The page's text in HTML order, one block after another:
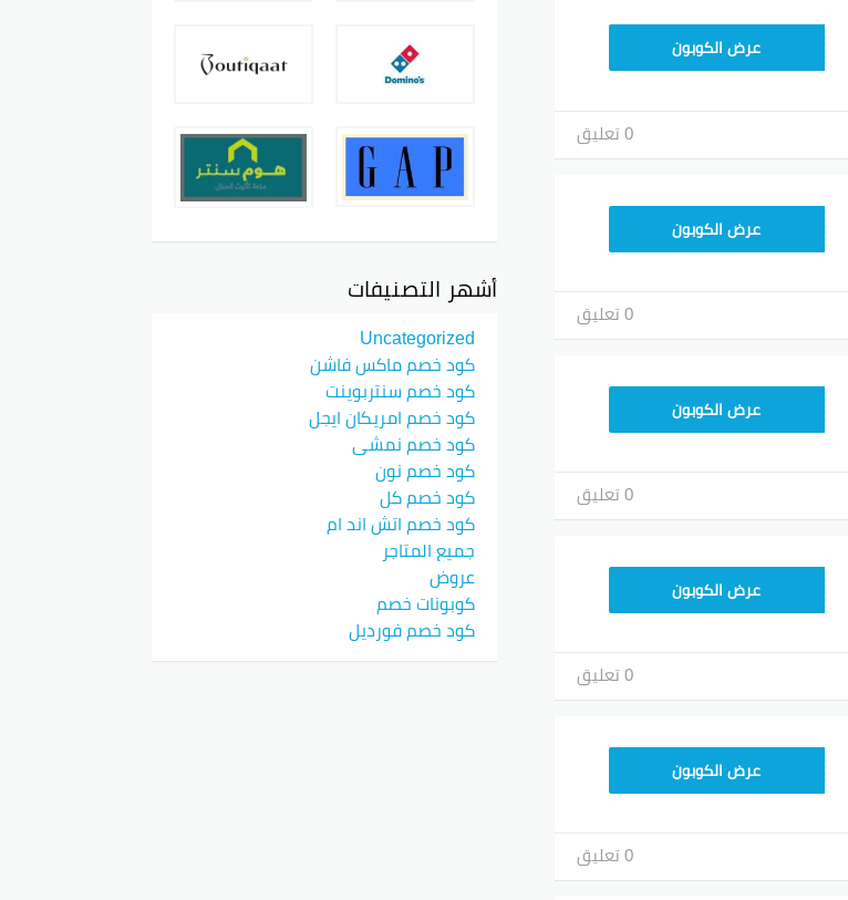
F53EADB4
عرض الكوبون
0 تعليق
F53EADB4
عرض الكوبون
0 تعليق
F53EADB4
عرض الكوبون
0 تعليق
F53EADB4
عرض الكوبون
0 تعليق
F53EADB4
عرض الكوبون
0 تعليق
أشهر التصنيفات
Uncategorized
كود خصم ماكس فاشن
كود خصم سنتربوينت
كود خصم امريكان ايجل
كود خصم نمشي
كود خصم نون
كود خصم كل
كود خصم اتش اند ام
جميع المتاجر
عروض
كوبونات خصم
كود خصم فورديل